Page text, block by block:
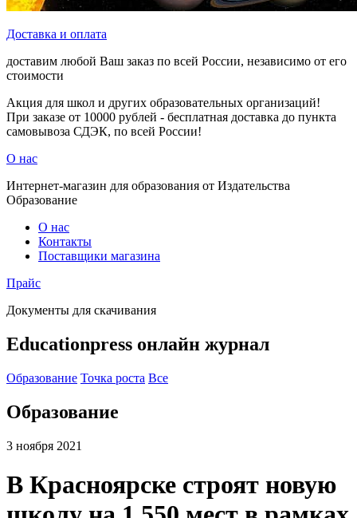
Доставка и оплата
доставим любой Ваш заказ по всей России, независимо от его
стоимости
Акция для школ и других образовательных организаций!
При заказе от 10000 рублей - бесплатная доставка до пункта
самовывоза СДЭК, по всей России!
О нас
Интернет-магазин для образования от Издательства
Образование
О нас
Контакты
Поставщики магазина
Прайс
Документы для скачивания
Educationpress онлайн журнал
Образование Точка роста Все
Образование
3 ноября 2021
В Красноярске строят новую